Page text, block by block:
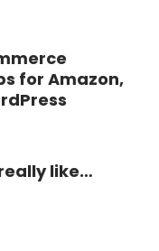
for Amazon,
like…